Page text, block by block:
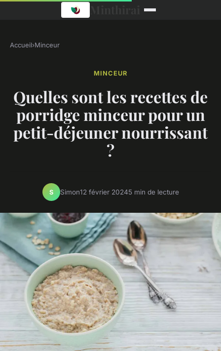
Accueil›Minceur
MINCEUR
Quelles sont les recettes de
porridge minceur pour un
petit-déjeuner nourrissant
?
S Simon12 février 20245 min de lecture